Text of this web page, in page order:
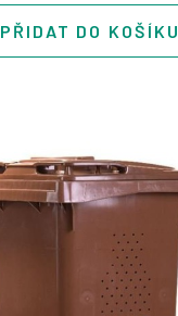
PŘIDAT DO KOŠÍKU